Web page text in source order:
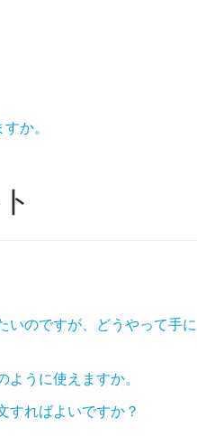
か。
いのですが、どうやって手に
うに使えますか。
すればよいですか？